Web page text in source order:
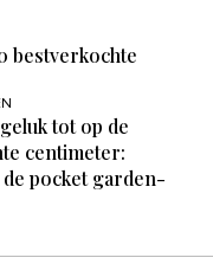
bestverkochte
tot op de
centimeter:
pocket garden-